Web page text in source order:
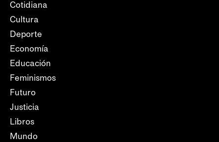
Cotidiana
Cultura
Deporte
Economía
Educación
Feminismos
Futuro
Justicia
Libros
Mundo